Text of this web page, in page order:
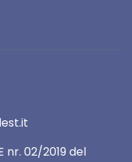
nr. 02/2019 del